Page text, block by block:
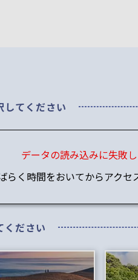
してください
データの読み込みに失敗し
らく時間をおいてからアクセ
ください